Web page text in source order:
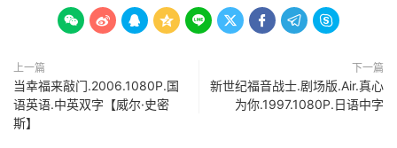
        
上一篇
当幸福来敲门.2006.1080P.国
语英语.中英双字【威尔·史密
斯】
下一篇
新世纪福音战士.剧场版.Air.真心
为你.1997.1080P.日语中字